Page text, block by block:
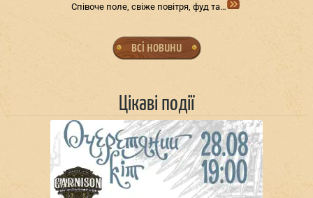
Співоче поле, свіже повітря, фуд та…
всі новини
Цікаві події